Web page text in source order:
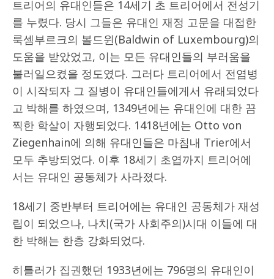
트리어의 유대인들은 14세기 초 트리어에서 전성기
를 누렸다. 당시 그들은 유대인 재정 고문을 대접한
룩셈부르크의 볼드윈(Baldwin of Luxembourg)의
도움을 받았었고, 이는 모든 유대인들의 부러움을
불러일으켰을 정도였다. 그러다 트리어에서 전염병
이 시작되자 그 질병이 유대인들에게서 유래되었다
고 박해를 하였으며, 1349년에는 유대인에 대한 끔
찍한 학살이 자행되었다. 1418년에는 Otto von
Ziegenhain에 의해 유대인들은 마침내 Trier에서
모두 추방되었다. 이후 18세기 초엽까지 트리어에
서는 유대인 공동체가 사라졌다.
18세기 중반부터 트리어에는 유대인 공동체가 재성
립이 되었으나, 나치(국가 사회주의)시대 이들에 대
한 박해는 한층 강화되었다.
히틀러가 집권했던 1933년에는 796명의 유대인이